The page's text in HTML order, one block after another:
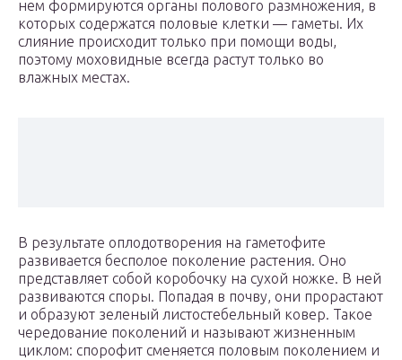
нем формируются органы полового размножения, в
которых содержатся половые клетки — гаметы. Их
слияние происходит только при помощи воды,
поэтому моховидные всегда растут только во
влажных местах.
В результате оплодотворения на гаметофите
развивается бесполое поколение растения. Оно
представляет собой коробочку на сухой ножке. В ней
развиваются споры. Попадая в почву, они прорастают
и образуют зеленый листостебельный ковер. Такое
чередование поколений и называют жизненным
циклом: спорофит сменяется половым поколением и